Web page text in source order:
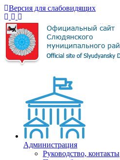
Версия для слабовидящих
Администрация
Руководство, контакты